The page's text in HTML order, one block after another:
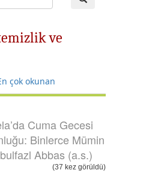
ve
çok okunan
Cuma Gecesi
Binlerce Mümin
Abbas (a.s.)
(37 kez görüldü)